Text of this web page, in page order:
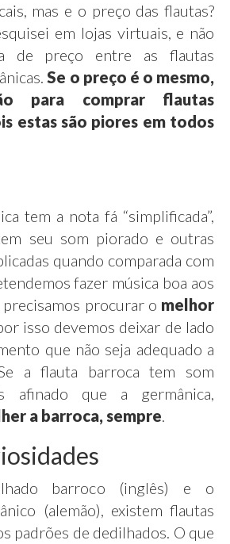
mas e o preço das flautas?
em lojas virtuais, e não
de preço entre as flautas
Se o preço é o mesmo,
para comprar flautas
estas são piores em todos
tem a nota fá “simplificada”,
seu som piorado e outras
quando comparada com
fazer música boa aos
procurar o melhor
isso devemos deixar de lado
que não seja adequado a
a flauta barroca tem som
afinado que a germânica,
a barroca, sempre.
barroco (inglês) e o
(alemão), existem flautas
padrões de dedilhados. O que